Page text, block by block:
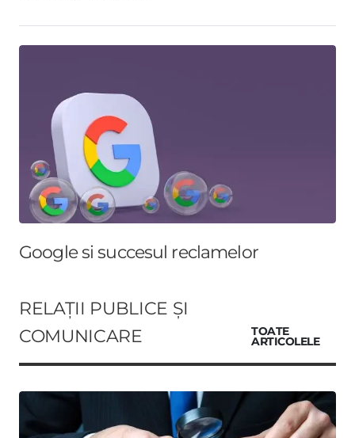
Google si succesul reclamelor
RELAȚII PUBLICE ȘI
COMUNICARE
TOATE
ARTICOLELE